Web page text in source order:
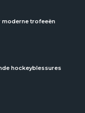
moderne trofeeën
hockeyblessures